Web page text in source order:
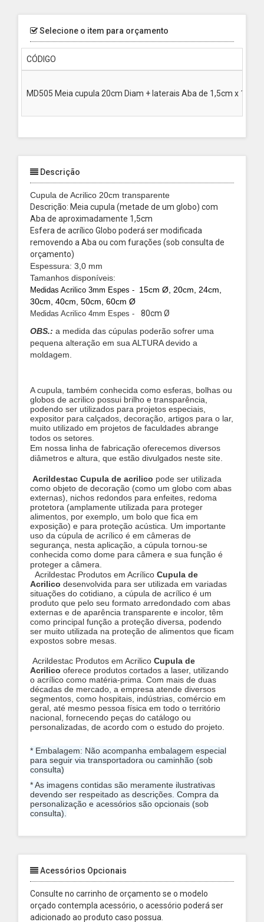
Selecione o item para orçamento
CÓDIGO
MD505 Meia cupula 20cm Diam + laterais Aba de 1,5cm x
Descrição
Cupula de Acrilico 20cm transparente
Descrição: Meia cupula (metade de um globo) com
Aba de aproximadamente 1,5cm
Esfera de acrílico Globo poderá ser modificada
removendo a Aba ou com furações (sob consulta de
orçamento)
Espessura: 3,0 mm
Tamanhos disponíveis:
Medidas Acrilico 3mm Espes - 15cm Ø, 20cm, 24cm,
30cm, 40cm, 50cm, 60cm Ø
Medidas Acrilico 4mm Espes -
80cm Ø
OBS.: a medida das cúpulas poderão sofrer uma
pequena alteração em sua ALTURA devido a
moldagem.
A cupula, também conhecida como esferas, bolhas ou
globos de acrilico possui brilho e transparência,
podendo ser utilizados para projetos especiais,
expositor para calçados, decoração, artigos para o lar,
muito utilizado em projetos de faculdades abrange
todos os setores.
Em nossa linha de fabricação oferecemos diversos
diâmetros e altura, que estão divulgados neste site.
Acrildestac Cupula de acrilico pode ser utilizada
como objeto de decoração (como um globo com abas
externas), nichos redondos para enfeites, redoma
protetora (amplamente utilizada para proteger
alimentos, por exemplo, um bolo que fica em
exposição) e para proteção acústica. Um importante
uso da cúpula de acrílico é em câmeras de
segurança, nesta aplicação, a cúpula tornou-se
conhecida como dome para câmera e sua função é
proteger a câmera.
Acrildestac Produtos em Acrílico Cupula de
Acrilico desenvolvida para ser utilizada em variadas
situações do cotidiano, a cúpula de acrílico é um
produto que pelo seu formato arredondado com abas
externas e de aparência transparente e incolor, têm
como principal função a proteção diversa, podendo
ser muito utilizada na proteção de alimentos que ficam
expostos sobre mesas.
Acrildestac Produtos em Acrilico Cupula de
Acrilico oferece produtos cortados a laser, utilizando
o acrílico como matéria-prima. Com mais de duas
décadas de mercado, a empresa atende diversos
segmentos, como hospitais, indústrias, comércio em
geral, até mesmo pessoa física em todo o território
nacional, fornecendo peças do catálogo ou
personalizadas, de acordo com o estudo do projeto.
* Embalagem: Não acompanha embalagem especial
para seguir via transportadora ou caminhão (sob
consulta)
* As imagens contidas são meramente ilustrativas
devendo ser respeitado as descrições. Compra da
personalização e acessórios são opcionais (sob
consulta).
Acessórios Opcionais
Consulte no carrinho de orçamento se o modelo
orçado contempla acessório, o acessório poderá ser
adicionado ao produto caso possua.